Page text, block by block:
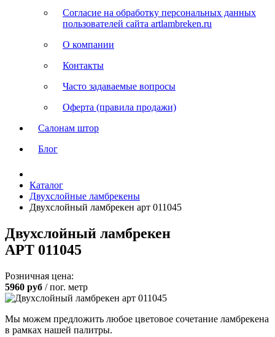
Согласие на обработку персональных данных
пользователей сайта artlambreken.ru
О компании
Контакты
Часто задаваемые вопросы
Оферта (правила продажи)
Салонам штор
Блог
Каталог
Двухслойные ламбрекены
Двухслойный ламбрекен арт 011045
Двухслойный ламбрекен
АРТ 011045
Розничная цена:
5960 руб / пог. метр
Мы можем предложить любое цветовое сочетание ламбрекена
в рамках нашей палитры.